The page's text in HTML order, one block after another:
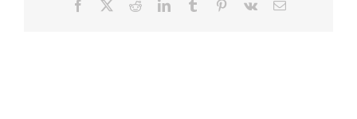
Facebook
TwitterRedditLinkedInTumblr Pinterest
Vk Email: